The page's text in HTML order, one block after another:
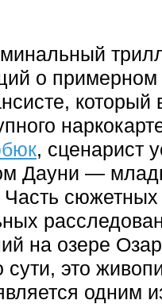
о
который
, сценарист
Дауни —
сюжетных
на озере
это
одним